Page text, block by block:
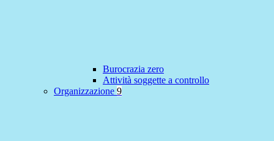
Burocrazia zero
Attività soggette a controllo
Organizzazione 9